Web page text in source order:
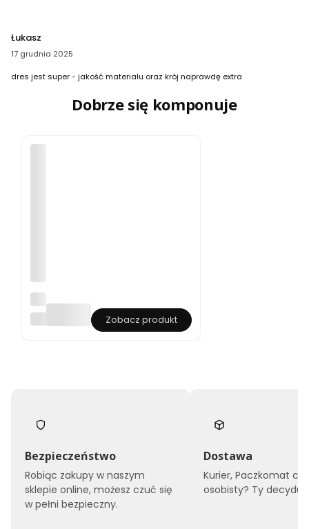
Łukasz
17 grudnia 2025
dres jest super - jakość materiału oraz krój naprawdę extra
Dobrze się komponuje
m
ple
on
ły
Zobacz produkt
Bezpieczeństwo
Robiąc zakupy w naszym
sklepie online, możesz czuć się
w pełni bezpieczny.
Dostawa
Kurier, Paczkomat
osobisty? Ty